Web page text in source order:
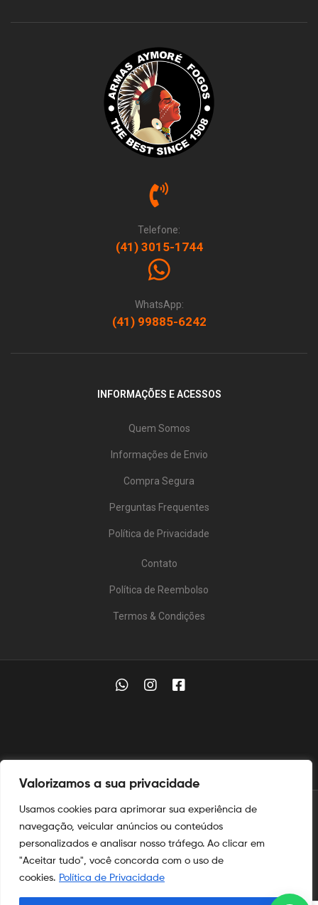
Valorizamos a sua privacidade
Usamos cookies para aprimorar sua experiência de
navegação, veicular anúncios ou conteúdos
personalizados e analisar nosso tráfego. Ao clicar em
"Aceitar tudo", você concorda com o uso de
cookies. Política de Privacidade
Telefone:
(41) 3015-1744
WhatsApp:
(41) 99885-6242
INFORMAÇÕES E ACESSOS
Quem Somos
Informações de Envio
Compra Segura
Perguntas Frequentes
Política de Privacidade
Contato
Política de Reembolso
Termos & Condições
Aymoré Fogose Aymoré Armassão marcas registradas no
nos termos das leis de propriedade intelectual e industrial.